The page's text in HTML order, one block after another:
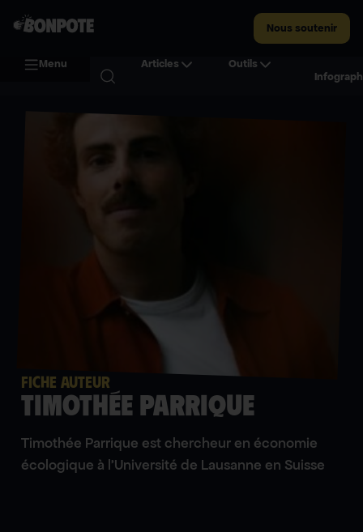
Nous soutenir
Menu Articles
Outils
FICHE AUTEUR
Timothée Parrique
Timothée Parrique est chercheur en économie
écologique à l’Université de Lausanne en Suisse